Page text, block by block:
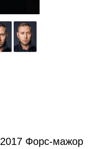
2017 Форс-мажор